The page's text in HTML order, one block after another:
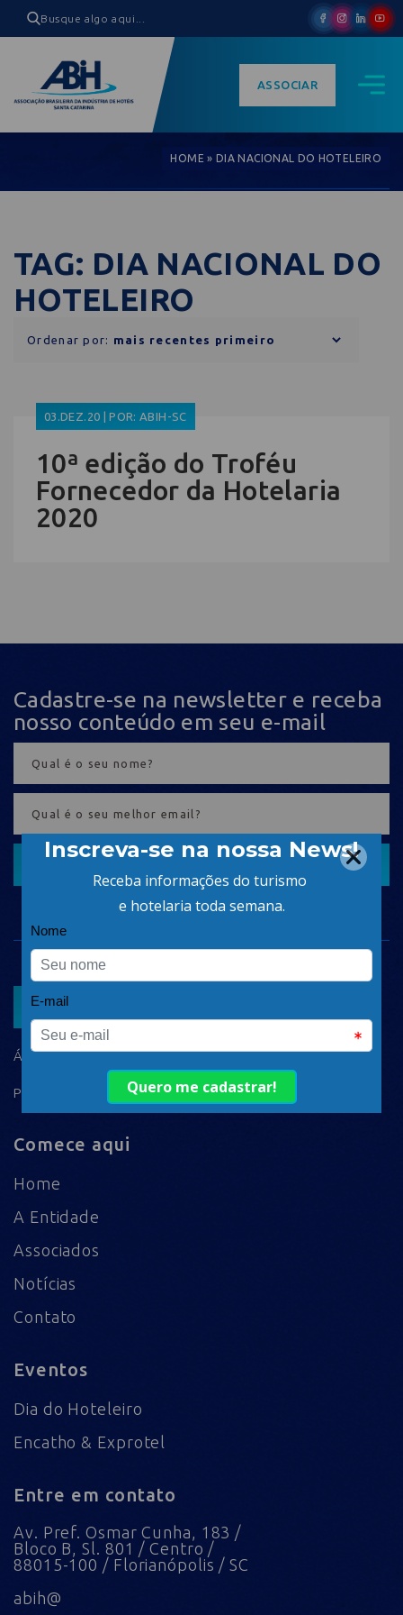
ASSOCIAR
HOME » DIA NACIONAL DO HOTELEIRO
TAG: DIA NACIONAL DO
HOTELEIRO
Ordenar por:
03.DEZ.20 | POR: ABIH-SC
10ª edição do Troféu
Fornecedor da Hotelaria
2020
Cadastre-se na newsletter e receba
nosso conteúdo em seu e-mail
ÁREA DO ASSOCIADO
POLÍTICA DE PRIVACIDADE
Comece aqui
Home
A Entidade
Associados
Notícias
Contato
Eventos
Dia do Hoteleiro
Encatho & Exprotel
Entre em contato
Av. Pref. Osmar Cunha, 183 /
Bloco B, Sl. 801 / Centro /
88015-100 / Florianópolis / SC
abih@